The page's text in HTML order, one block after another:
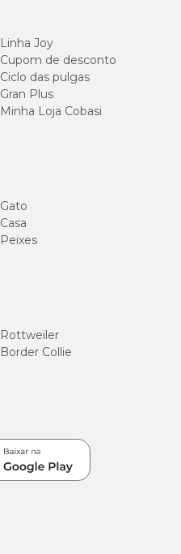
Linha Joy
Cupom de desconto
Ciclo das pulgas
Gran Plus
Minha Loja Cobasi
Gato
Casa
Peixes
Rottweiler
Border Collie